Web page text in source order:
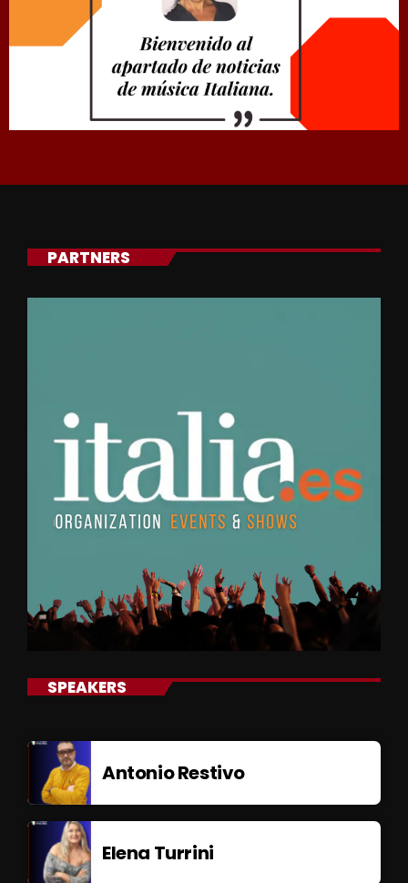
PARTNERS
SPEAKERS
Antonio Restivo
Elena Turrini